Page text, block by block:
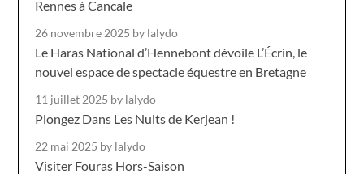
Rennes à Cancale
26 novembre 2025 by lalydo
Le Haras National d’Hennebont dévoile L’Écrin, le
nouvel espace de spectacle équestre en Bretagne
11 juillet 2025 by lalydo
Plongez Dans Les Nuits de Kerjean !
22 mai 2025 by lalydo
Visiter Fouras Hors-Saison